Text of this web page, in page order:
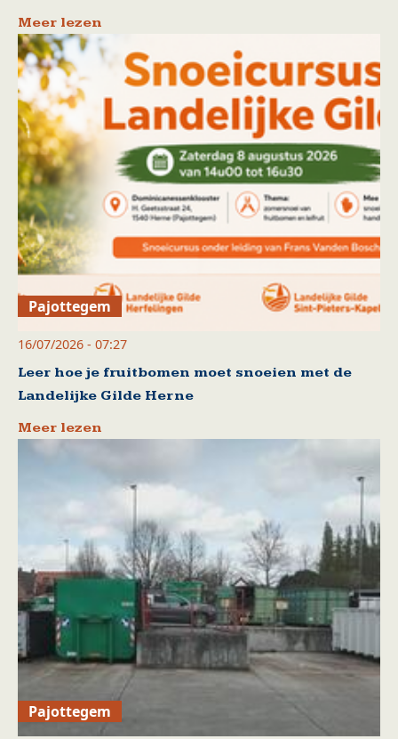
Meer lezen
Pajottegem
16/07/2026 - 07:27
Leer hoe je fruitbomen moet snoeien met de
Landelijke Gilde Herne
Meer lezen
Pajottegem